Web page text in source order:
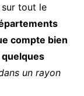
sur tout le
compte bien
quelques
un rayon